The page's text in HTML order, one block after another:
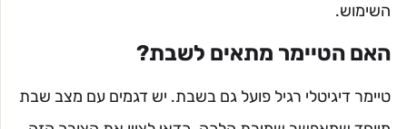
השימוש.
האם הטיימר מתאים לשבת?
טיימר דיגיטלי רגיל פועל גם בשבת. יש דגמים עם מצב שבת